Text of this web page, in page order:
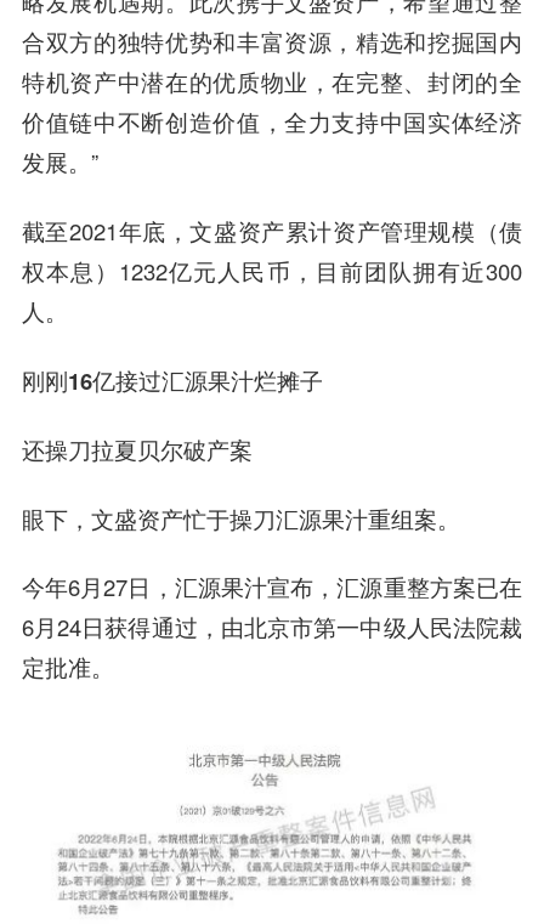
合双方的独特优势和丰富资源，精选和挖掘国内
特机资产中潜在的优质物业，在完整、封闭的全
价值链中不断创造价值，全力支持中国实体经济
发展。”
截至2021年底，文盛资产累计资产管理规模（债
权本息）1232亿元人民币，目前团队拥有近300
人。
刚刚16亿接过汇源果汁烂摊子
还操刀拉夏贝尔破产案
眼下，文盛资产忙于操刀汇源果汁重组案。
今年6月27日，汇源果汁宣布，汇源重整方案已在
6月24日获得通过，由北京市第一中级人民法院裁
定批准。